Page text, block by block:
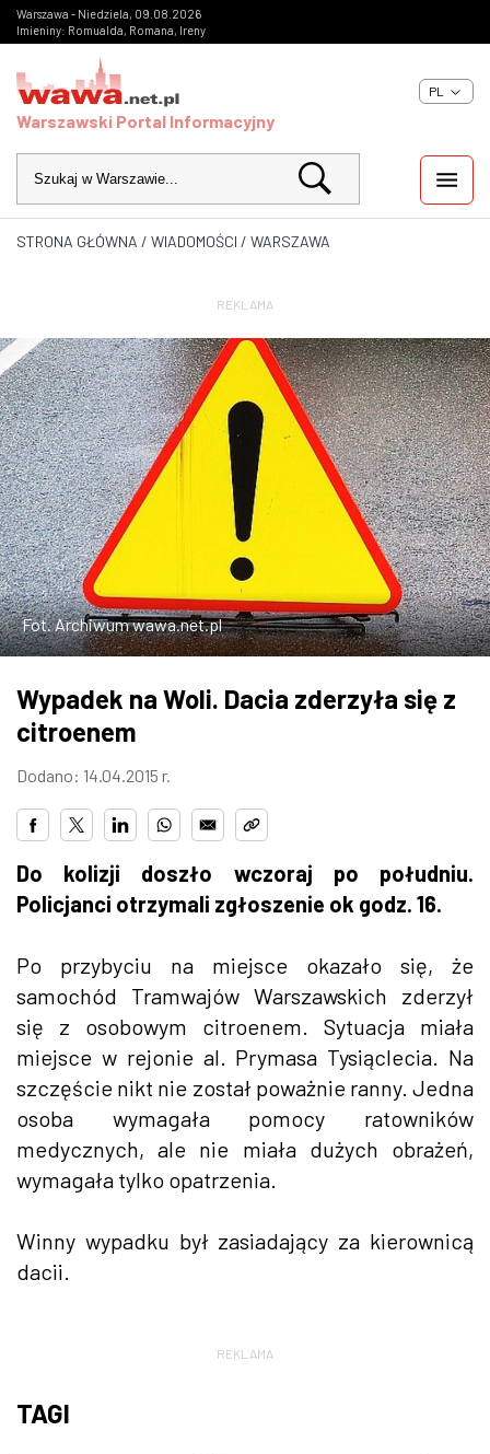
Warszawa - Niedziela, 09.08.2026
Imieniny: Romualda, Romana, Ireny
Warszawski Portal Informacyjny
PL
WIADOMOŚCI
IMPREZY
KULTURA
ZDJĘCIA
W WARSZAWIE
MARKETPLACE
STRONA GŁÓWNA / WIADOMOŚCI / WARSZAWA
REKLAMA
Fot. Archiwum wawa.net.pl
Wypadek na Woli. Dacia zderzyła się z
citroenem
Dodano: 14.04.2015 r.
Do kolizji doszło wczoraj po południu.
Policjanci otrzymali zgłoszenie ok godz. 16.
Po przybyciu na miejsce okazało się, że
samochód Tramwajów Warszawskich zderzył
się z osobowym citroenem. Sytuacja miała
miejsce w rejonie al. Prymasa Tysiąclecia. Na
szczęście nikt nie został poważnie ranny. Jedna
osoba wymagała pomocy ratowników
medycznych, ale nie miała dużych obrażeń,
wymagała tylko opatrzenia.
Winny wypadku był zasiadający za kierownicą
dacii.
REKLAMA
TAGI